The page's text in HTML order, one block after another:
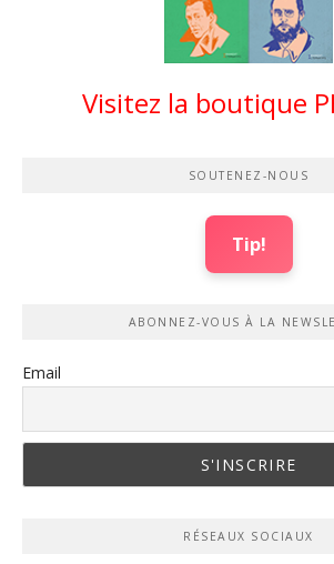
Visitez la boutique
SOUTENEZ-NOUS
Tip!
ABONNEZ-VOUS À LA
Email
RÉSEAUX SOCIAUX